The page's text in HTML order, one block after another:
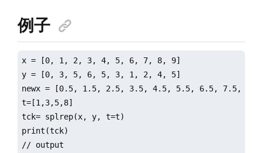
例子
x = [0, 1, 2, 3, 4, 5, 6, 7, 8, 9]
y = [0, 3, 5, 6, 5, 3, 1, 2, 4, 5]
newx = [0.5, 1.5, 2.5, 3.5, 4.5, 5.5, 6.5, 7.5,
t=[1,3,5,8]
tck= splrep(x, y, t=t)
print(tck)
// output